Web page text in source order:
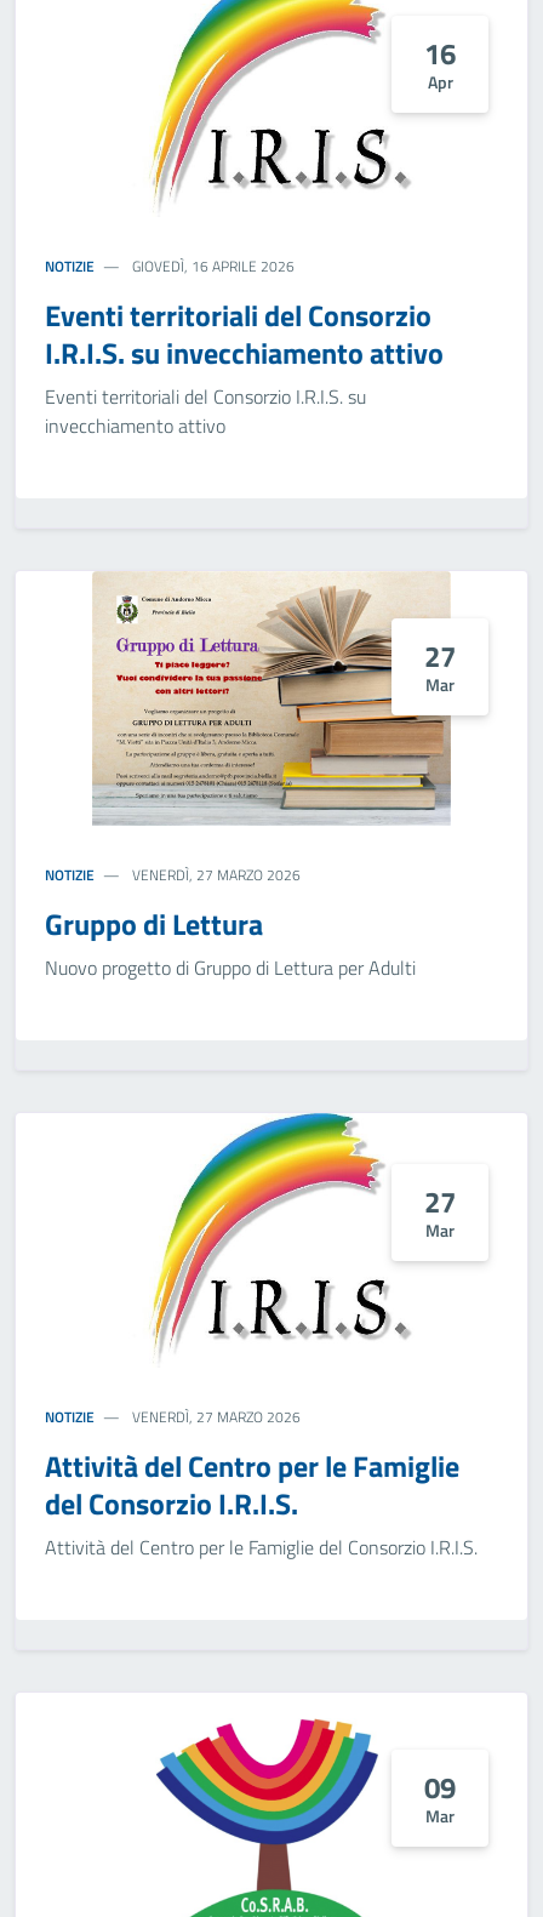
16
Apr
NOTIZIE GIOVEDÌ, 16 APRILE 2026
Eventi territoriali del Consorzio
I.R.I.S. su invecchiamento attivo
Eventi territoriali del Consorzio I.R.I.S. su
invecchiamento attivo
27
Mar
NOTIZIE VENERDÌ, 27 MARZO 2026
Gruppo di Lettura
Nuovo progetto di Gruppo di Lettura per Adulti
27
Mar
NOTIZIE VENERDÌ, 27 MARZO 2026
Attività del Centro per le Famiglie
del Consorzio I.R.I.S.
Attività del Centro per le Famiglie del Consorzio I.R.I.S.
09
Mar